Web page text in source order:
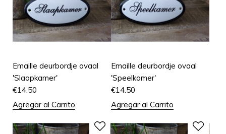
Emaille deurbordje ovaal
'Slaapkamer'
€14.50
Agregar al Carrito
Emaille deurbordje ovaal
'Speelkamer'
€14.50
Agregar al Carrito